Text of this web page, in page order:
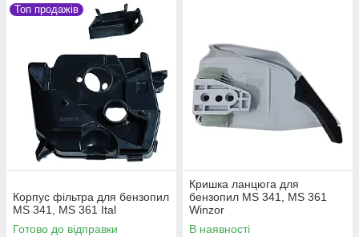
Топ продажів
Корпус фільтра для бензопил
MS 341, MS 361 Ital
Готово до відправки
Кришка ланцюга для
бензопил MS 341, MS 361
Winzor
В наявності